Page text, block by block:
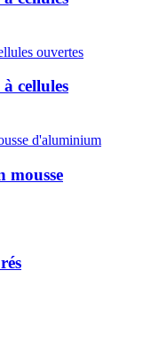
cellules
mousse